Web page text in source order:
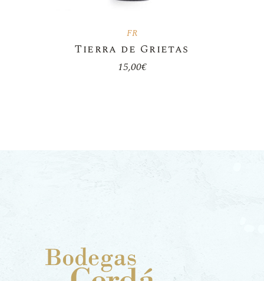
FR
Tierra de Grietas
15,00€